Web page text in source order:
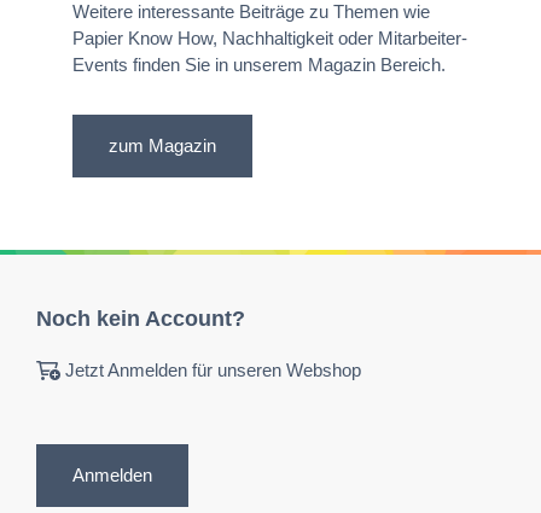
Weitere interessante Beiträge zu Themen wie
Papier Know How, Nachhaltigkeit oder Mitarbeiter-
Events finden Sie in unserem Magazin Bereich.
zum Magazin
Noch kein Account?
Jetzt Anmelden für unseren Webshop
Anmelden